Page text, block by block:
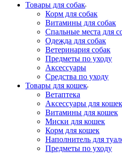
Товары для собак
Корм для собак
Витамины для собак
Спальные места для
Одежда для собак
Ветеринария собак
Предметы по уходу
Аксессуары
Средства по уходу
Товары для кошек
Ветаптека
Аксессуары для кошек
Витамины для кошек
Миски для кошек
Корм для кошек
Наполнитель для
Предметы по уходу